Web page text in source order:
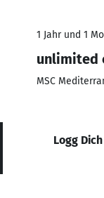
1 Jahr und 1
unlimited
MSC
Logg